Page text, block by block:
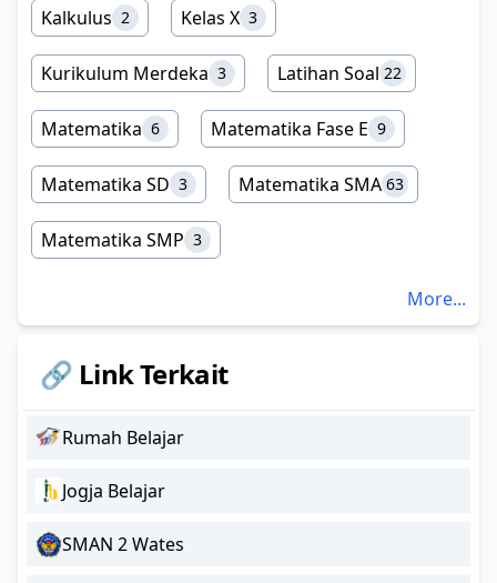
Kalkulus 2 Kelas X 3
Kurikulum Merdeka 3 Latihan Soal 22
Matematika 6 Matematika Fase E 9
Matematika SD 3 Matematika SMA 63
Matematika SMP 3
More...
🔗 Link Terkait
Rumah Belajar
Jogja Belajar
SMAN 2 Wates